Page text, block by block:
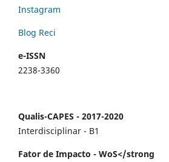
Instagram
Blog Reci
e-ISSN
2238-3360
Qualis-CAPES - 2017-2020
Interdisciplinar - B1
Fator de Impacto - WoS</strong